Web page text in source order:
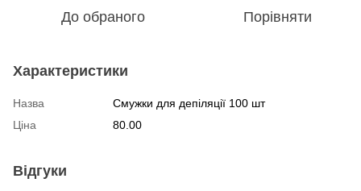
До обраного Порівняти
Характеристики
Назва
Смужки для депіляції 100 шт
Ціна
80.00
Відгуки